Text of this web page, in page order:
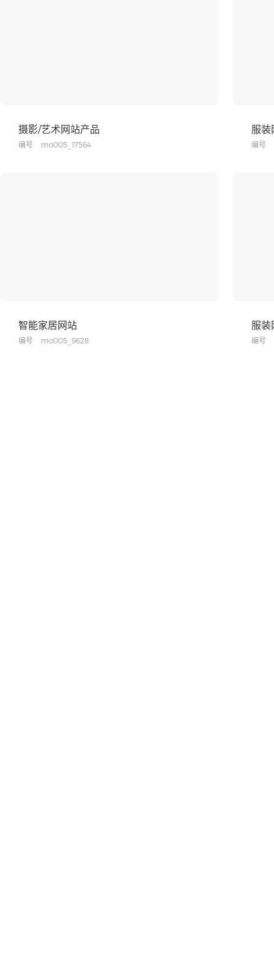
摄影/艺术网站产品
编号 mo005_17564
服装
编号
智能家居网站
编号 mo005_9628
服装
编号